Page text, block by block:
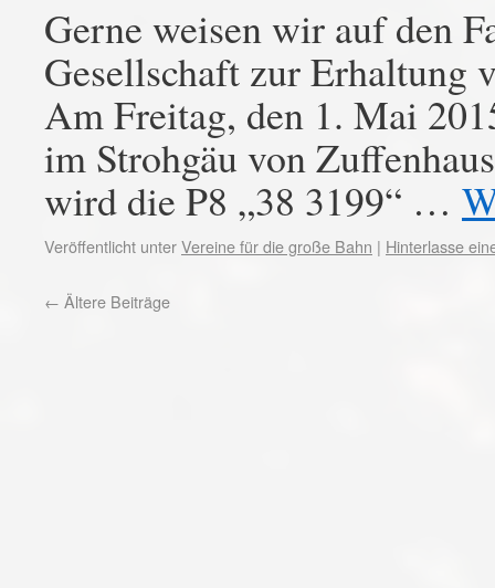
Gerne weisen wir auf den
Gesellschaft zur Erhaltung
Am Freitag, den 1. Mai
im Strohgäu von
wird die P8 „38 3199“ …
Veröffentlicht unterVereine für die große Bahn | Hinterlasse
← Ältere Beiträge